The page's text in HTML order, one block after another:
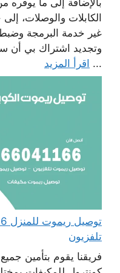
الكابلات والوصلات،
غير خدمة البرمجة وضبط
وتجديد اشتراك بي أن
... اقرأ المزيد
تلفزيون
فريقنا يقوم بتأمين